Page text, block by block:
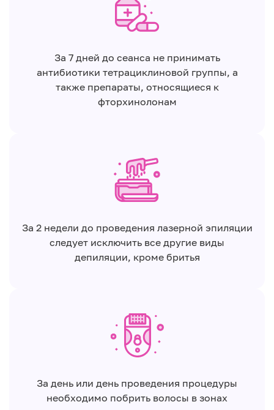
За 7 дней до сеанса не принимать
антибиотики тетрациклиновой группы, а
также препараты, относящиеся к
фторхинолонам
За 2 недели до проведения лазерной эпиляции
следует исключить все другие виды
депиляции, кроме бритья
За день или день проведения процедуры
необходимо побрить волосы в зонах